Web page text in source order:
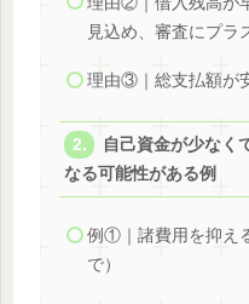
見込め、審査にプラ
理由③｜総支払額が
自己資金が少なく
なる可能性がある例
例①｜諸費用を抑え
で）